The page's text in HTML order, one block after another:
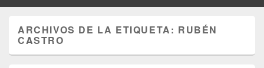
ARCHIVOS DE LA ETIQUETA: RUBÉN
CASTRO